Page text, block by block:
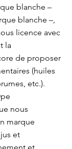
blanche –
blanche –,
licence avec
la
de proposer
(huiles
etc.).
nous
marque
et